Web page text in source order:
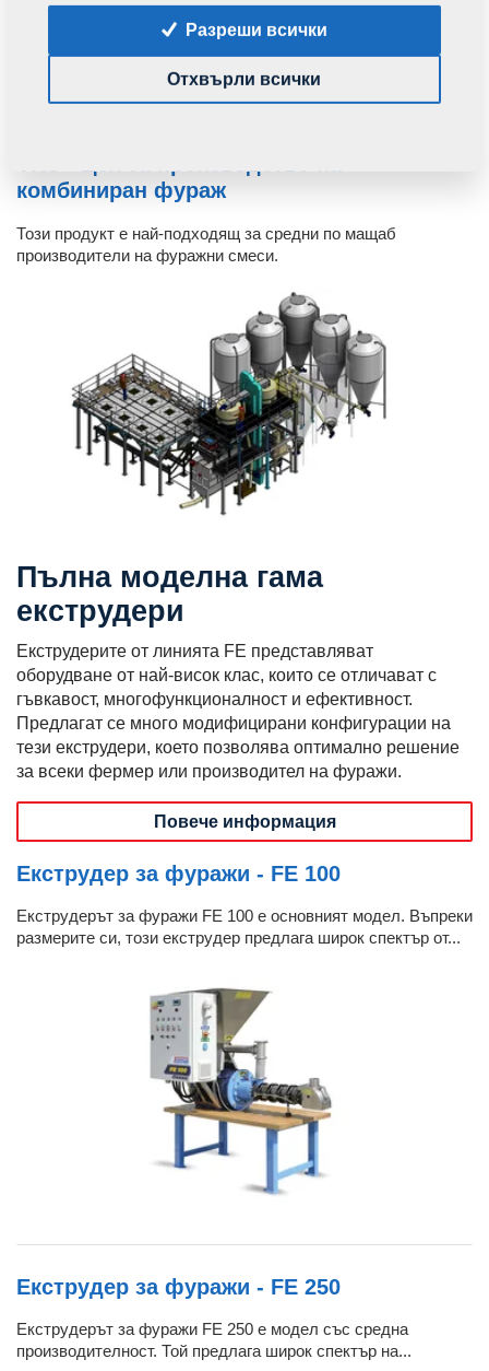
комбиниран фураж
Този продукт е най-подходящ за средни по мащаб
производители на фуражни смеси.
Пълна моделна гама
екструдери
Екструдерите от линията FE представляват
оборудване от най-висок клас, които се отличават с
гъвкавост, многофункционалност и ефективност.
Предлагат се много модифицирани конфигурации на
тези екструдери, което позволява оптимално решение
за всеки фермер или производител на фуражи.
Повече информация
Екструдер за фуражи - FE 100
Екструдерът за фуражи FE 100 е основният модел. Въпреки
размерите си, този екструдер предлага широк спектър от...
Екструдер за фуражи - FE 250
Екструдерът за фуражи FE 250 е модел със средна
производителност. Той предлага широк спектър на...
Разреши всички
Отхвърли всички